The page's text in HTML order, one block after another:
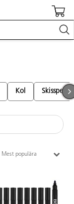
Kol
Mest populära